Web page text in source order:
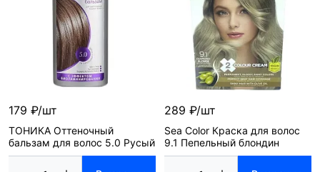
179 ₽/шт
ТОНИКА Оттеночный
бальзам для волос 5.0 Русый
289 ₽/шт
Sea Color Краска для волос
9.1 Пепельный блондин